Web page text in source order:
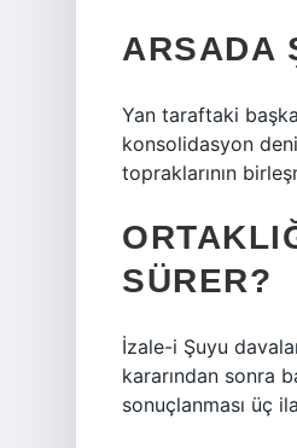
ARSADA
Yan taraftaki
konsolidasyon
topraklarının
SÜRER?
İzale-i Şuyu
kararından sonra
sonuçlanması üç